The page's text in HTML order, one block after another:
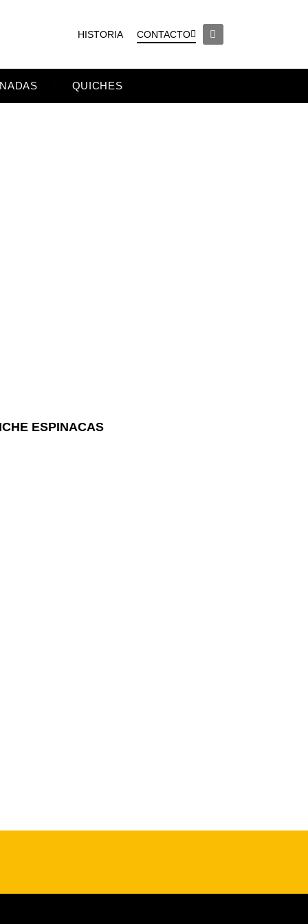
HISTORIA CONTACTO
QUICHES
ESPINACAS